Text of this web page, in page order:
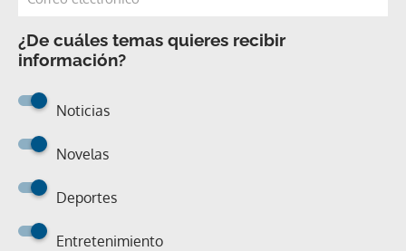
¿De cuáles temas quieres recibir
información?
Noticias
Novelas
Deportes
Entretenimiento